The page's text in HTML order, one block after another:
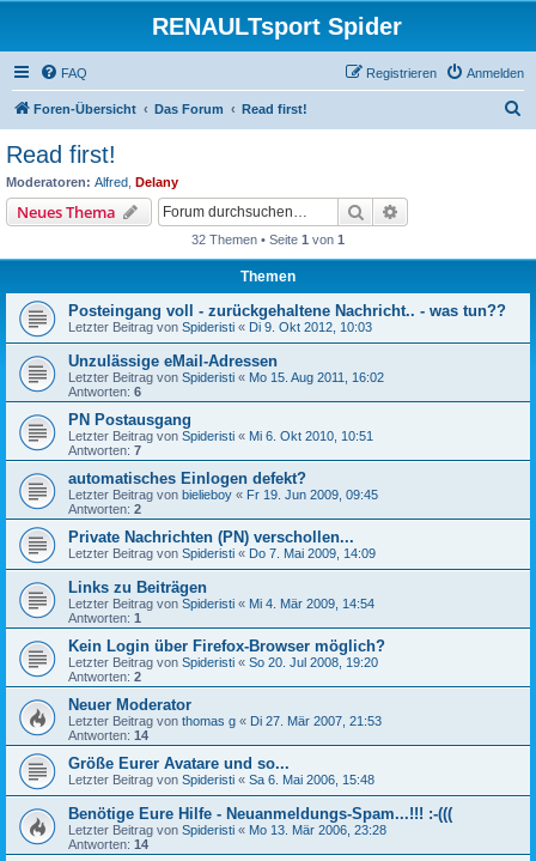
RENAULTsport Spider
FAQ Anmelden
Registrieren
Foren-Übersicht Das Forum Read first!
Read first!
Moderatoren: Alfred Delany
Neues Thema Suche
32 Themen • Seite 1 von 1
Themen
Posteingang voll - zurückgehaltene Nachricht.. - was tun??
Letzter Beitrag von Spideristi « Di 9. Okt 2012, 10:03
Unzulässige eMail-Adressen
Letzter Beitrag von Spideristi « Mo 15. Aug 2011, 16:02
Antworten: 6
PN Postausgang
Letzter Beitrag von Spideristi « Mi 6. Okt 2010, 10:51
Antworten: 7
automatisches Einlogen defekt?
Letzter Beitrag von bielieboy « Fr 19. Jun 2009, 09:45
Antworten: 2
Private Nachrichten (PN) verschollen...
Letzter Beitrag von Spideristi « Do 7. Mai 2009, 14:09
Links zu Beiträgen
Letzter Beitrag von Spideristi « Mi 4. Mär 2009, 14:54
Antworten: 1
Kein Login über Firefox-Browser möglich?
Letzter Beitrag von Spideristi « So 20. Jul 2008, 19:20
Antworten: 2
Neuer Moderator
Letzter Beitrag von thomas g « Di 27. Mär 2007, 21:53
Antworten: 14
Größe Eurer Avatare und so...
Letzter Beitrag von Spideristi « Sa 6. Mai 2006, 15:48
Benötige Eure Hilfe - Neuanmeldungs-Spam...!!! :-(((
Letzter Beitrag von Spideristi « Mo 13. Mär 2006, 23:28
Antworten: 14